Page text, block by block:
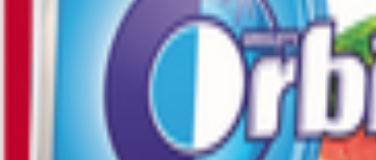
433400, Россия, Ульяновская обл., Чердаклинский р-н, рп. Чердаклы, ул. Степная, зд.
Россия, 346714, Ростовская обл., Аксайский р-н, ст-ца Грушевская, ул. Марсово поле,1; 196140, Россия, г.
область, Новосибирский м.р-н, с.п. Толмачевский с/с, платф. 3307, км, д. 15